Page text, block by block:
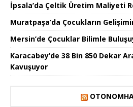
İpsala’da Çeltik Üretim Maliyeti
Muratpaşa’da Çocukların
Mersin’de Çocuklar Bilimle
Karacabey’de 38 Bin 850 Dekar
Kavuşuyor